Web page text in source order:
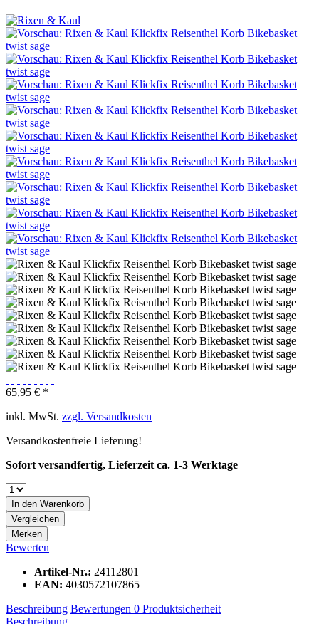
65,95 € *
inkl. MwSt. zzgl. Versandkosten
Versandkostenfreie Lieferung!
Sofort versandfertig, Lieferzeit ca. 1-3 Werktage
In den Warenkorb
Vergleichen
Merken
Bewerten
Artikel-Nr.: 24112801
EAN: 4030572107865
Beschreibung Bewertungen 0 Produktsicherheit
Beschreibung